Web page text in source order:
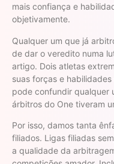
mais confiança e
objetivamente.
Qualquer um que já
de dar o veredito numa
artigo. Dois atletas
suas forças e
pode confundir qualquer
árbitros do One tiveram
Por isso, damos tanta
filiados. Ligas filiadas
a qualidade da